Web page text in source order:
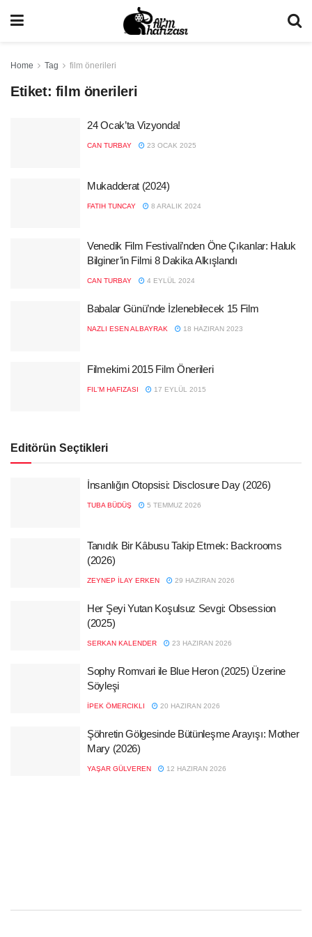
Home Tag film önerileri
Etiket: film önerileri
24 Ocak’ta Vizyonda!
CAN TURBAY 23 OCAK 2025
Mukadderat (2024)
FATIH TUNCAY 8 ARALIK 2024
Venedik Film Festivali’nden Öne Çıkanlar: Haluk
Bilginer’in Filmi 8 Dakika Alkışlandı
CAN TURBAY 4 EYLÜL 2024
Babalar Günü’nde İzlenebilecek 15 Film
NAZLI ESEN ALBAYRAK 18 HAZIRAN 2023
Filmekimi 2015 Film Önerileri
FIL'M HAFIZASI 17 EYLÜL 2015
Editörün Seçtikleri
İnsanlığın Otopsisi: Disclosure Day (2026)
TUBA BÜDÜŞ 5 TEMMUZ 2026
Tanıdık Bir Kâbusu Takip Etmek: Backrooms
(2026)
ZEYNEP İLAY ERKEN 29 HAZIRAN 2026
Her Şeyi Yutan Koşulsuz Sevgi: Obsession
(2025)
SERKAN KALENDER 23 HAZIRAN 2026
Sophy Romvari ile Blue Heron (2025) Üzerine
Söyleşi
İPEK ÖMERCIKLI 20 HAZIRAN 2026
Şöhretin Gölgesinde Bütünleşme Arayışı: Mother
Mary (2026)
YAŞAR GÜLVEREN 12 HAZIRAN 2026